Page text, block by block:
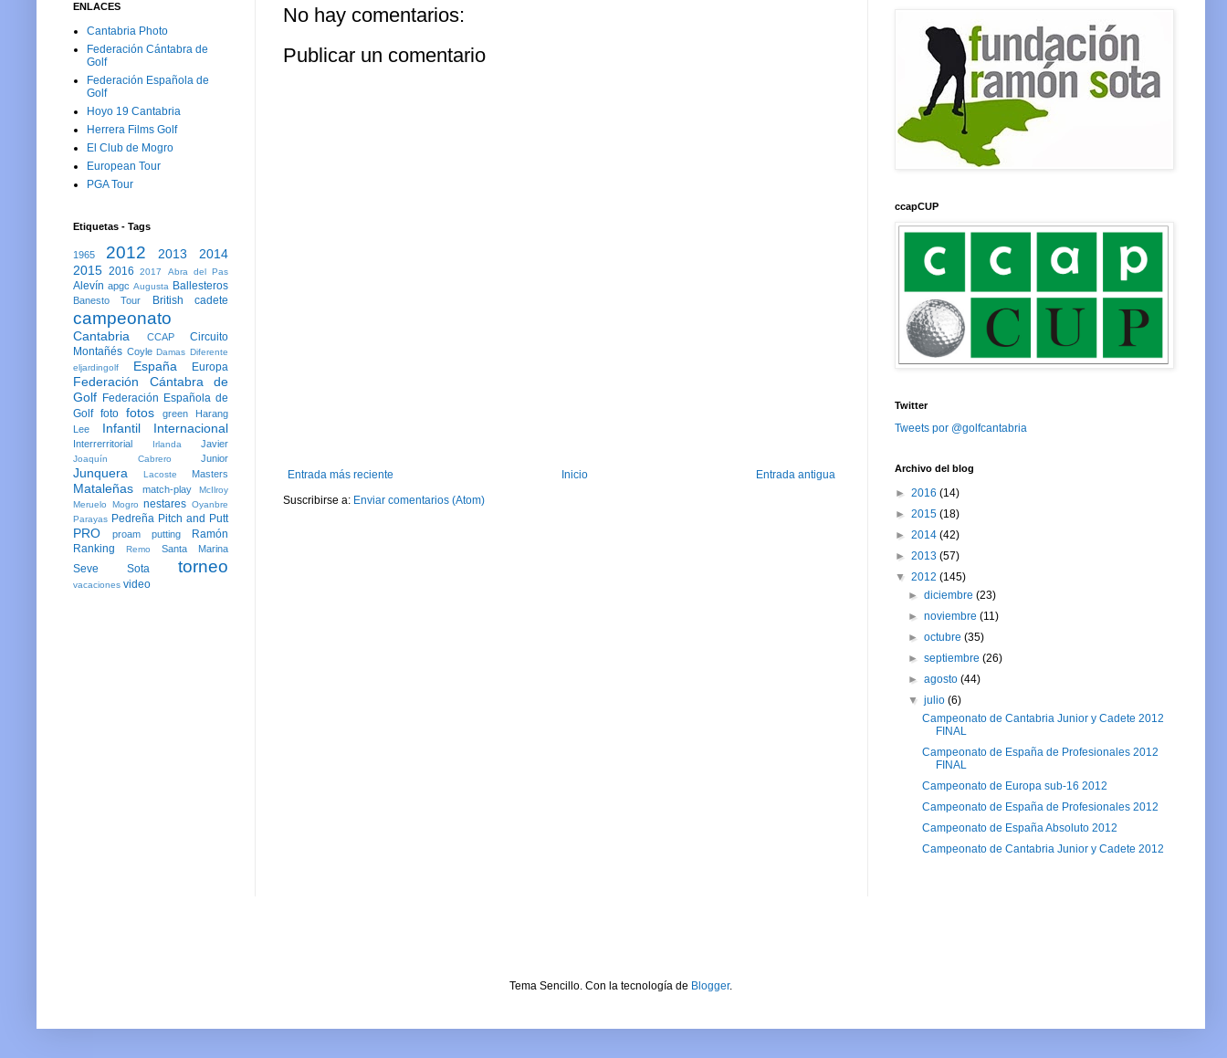
No hay comentarios:
Publicar un comentario
Entrada más reciente Entrada antigua
Inicio
Suscribirse a: Enviar comentarios (Atom)
ENLACES
Cantabria Photo
Federación Cántabra de
Golf
Federación Española de
Golf
Hoyo 19 Cantabria
Herrera Films Golf
El Club de Mogro
European Tour
PGA Tour
Etiquetas - Tags
1965 2012 2013
2014
2015 2016 2017 Abra del Pas
Alevín apgc Augusta Ballesteros
Banesto Tour British cadete
campeonato
Cantabria CCAP
Circuito
Montañés Coyle Damas Diferente
eljardingolf
España Europa
Federación Cántabra de
Golf Federación Española de
Golf foto fotos green
Harang
Lee
Infantil Internacional
Interrerritorial Irlanda Javier
Joaquín Cabrero Junior
Junquera Lacoste Masters
Mataleñas match-play
McIlroy
Meruelo
Mogro nestares Oyanbre
Parayas Pedreña Pitch and Putt
PRO proam putting
Ramón
Ranking
Remo Santa Marina
Seve Sota torneo
vacaciones video
ccapCUP
Twitter
Tweets por @golfcantabria
Archivo del blog
► 2016 (14)
► 2015 (18)
► 2014 (42)
► 2013 (57)
▼ 2012 (145)
►diciembre(23)
►noviembre(11)
►octubre(35)
►septiembre(26)
►agosto(44)
▼julio(6)
Campeonato de Cantabria Junior y Cadete 2012
FINAL
Campeonato de España de Profesionales 2012
FINAL
Campeonato de Europa sub-16 2012
Campeonato de España de Profesionales 2012
Campeonato de España Absoluto 2012
Campeonato de Cantabria Junior y Cadete 2012
Tema Sencillo. Con la tecnología de Blogger.